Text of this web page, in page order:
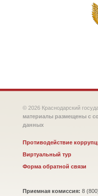
© 2026 Краснодарский
материалы размещены с
данных
Противодействие
Виртуальный тур
Форма обратной связи
Приемная комиссия: 8